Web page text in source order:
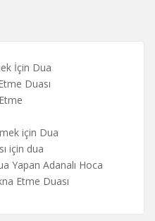
İçin Dua
Duası
için Dua
için dua
Yapan Adanalı Hoca
Etme Duası